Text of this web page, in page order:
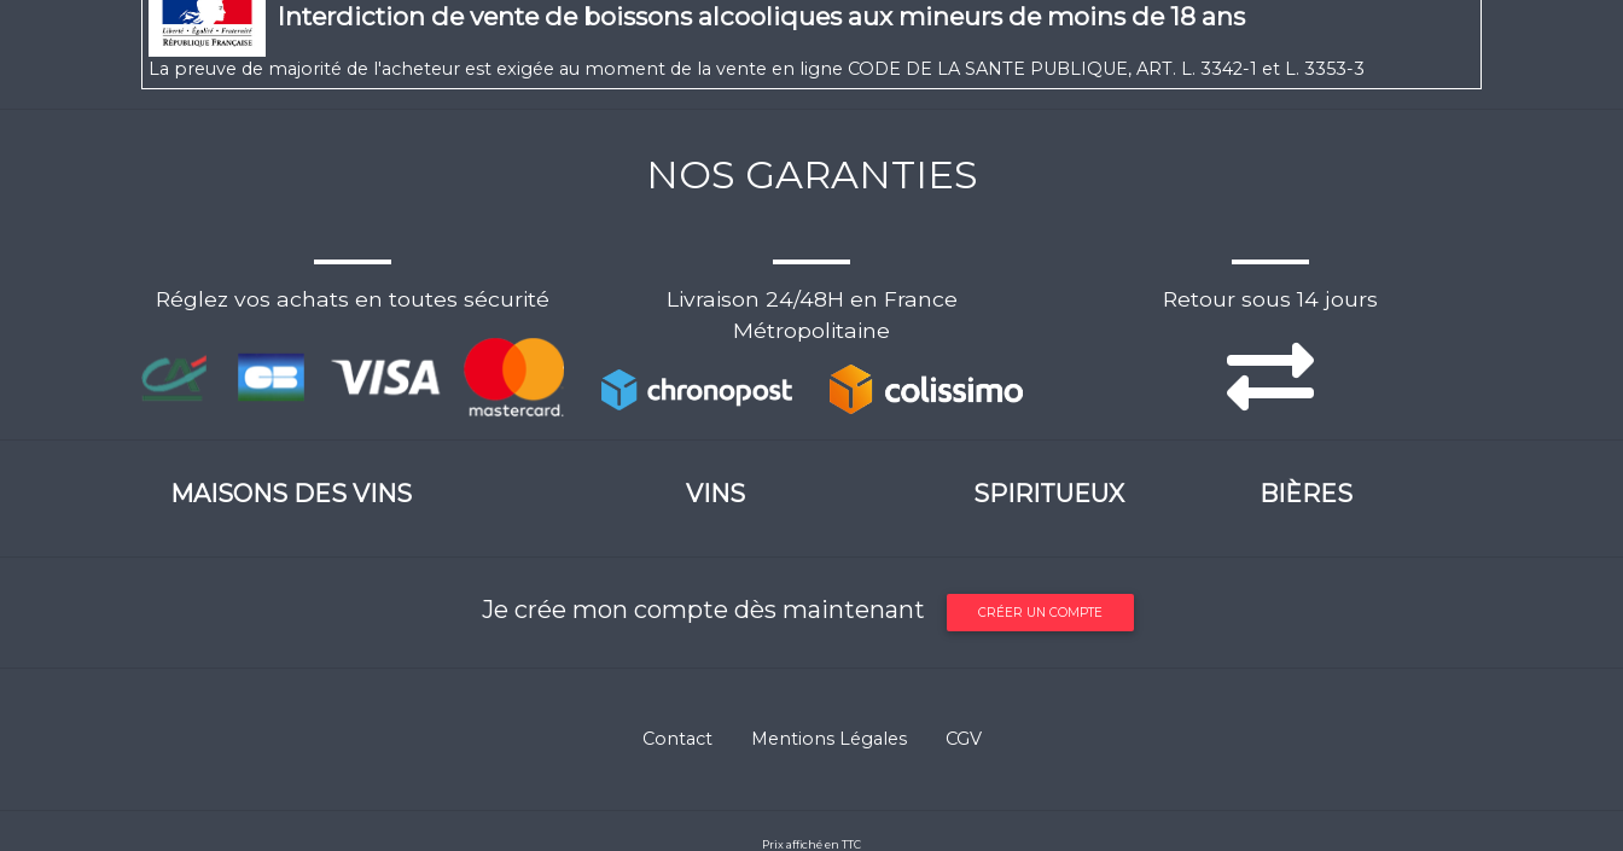
Interdiction de vente de boissons alcooliques aux mineurs de moins de 18 ans
La preuve de majorité de l'acheteur est exigée au moment de la vente en ligne CODE DE LA SANTE PUBLIQUE, ART. L. 3342-1 et L. 3353-3
NOS GARANTIES
Réglez vos achats en toutes sécurité
Livraison 24/48H en France
Métropolitaine
Retour sous 14 jours
MAISONS DES VINS VINS SPIRITUEUX BIÈRES
Je crée mon compte dès maintenant CRÉER UN COMPTE
Contact Mentions Légales CGV
Prix affiché en TTC